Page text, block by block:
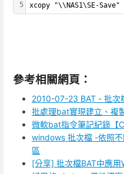
5
xcopy "\\NAS1\SE-
參考相關網頁：
2010-07-23 BAT - 批次
批處理bat實現建立、複
微軟bat指令筆記紀錄【
windows 批次檔 -依照
區
[分享] 批次檔BAT中應